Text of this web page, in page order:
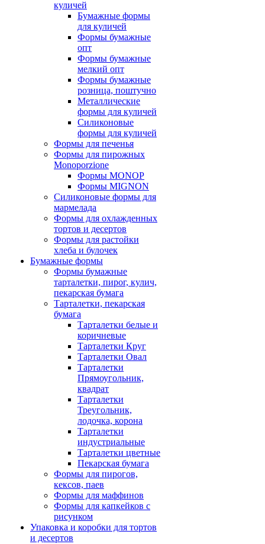
куличей
Бумажные формы
для куличей
Формы бумажные
опт
Формы бумажные
мелкий опт
Формы бумажные
розница, поштучно
Металлические
формы для куличей
Силиконовые
формы для куличей
Формы для печенья
Формы для пирожных
Monoporzione
Формы MONOP
Формы MIGNON
Силиконовые формы для
мармелада
Формы для oхлажденных
тортов и десертов
Формы для растойки
хлеба и булочек
Бумажные формы
Формы бумажные
тарталетки, пирог, кулич,
пекарская бумага
Тарталетки, пекарская
бумага
Тарталетки белые и
коричневые
Тарталетки Круг
Тарталетки Овал
Тарталетки
Прямоугольник,
квадрат
Тарталетки
Треугольник,
лодочка, корона
Тарталетки
индустриальные
Тарталетки цветные
Пекарская бумага
Формы для пирогов,
кексов, паев
Формы для маффинов
Формы для капкейков с
рисунком
Упаковка и коробки для тортов
и десертов